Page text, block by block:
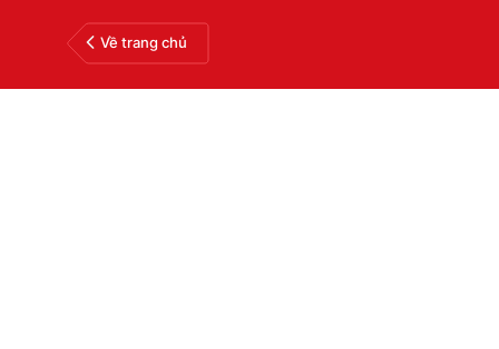
Về trang chủ